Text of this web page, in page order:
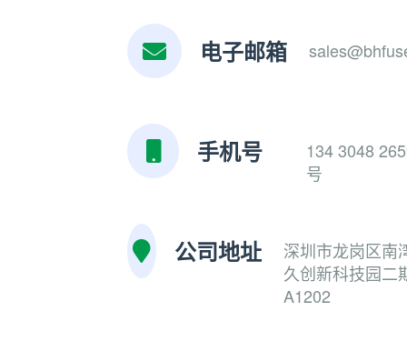
电子邮箱
手机号
134 3048
号
公司地址
深圳市龙岗区南
久创新科技园二
A1202